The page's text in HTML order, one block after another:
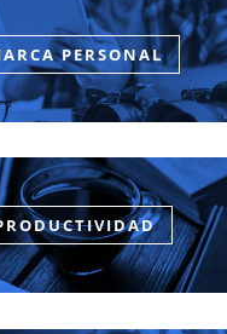
PERSONAL